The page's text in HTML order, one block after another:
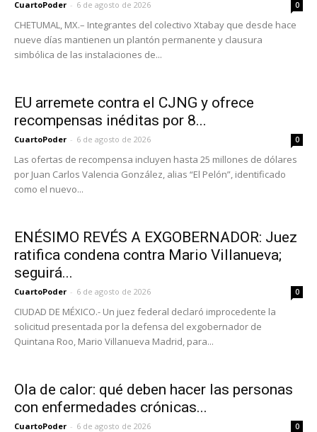
CuartoPoder - 6 de agosto de 2026 0
CHETUMAL, MX.– Integrantes del colectivo Xtabay que desde hace
nueve días mantienen un plantón permanente y clausura
simbólica de las instalaciones de...
EU arremete contra el CJNG y ofrece
recompensas inéditas por 8...
CuartoPoder - 6 de agosto de 2026 0
Las ofertas de recompensa incluyen hasta 25 millones de dólares
por Juan Carlos Valencia González, alias “El Pelón”, identificado
como el nuevo...
ENÉSIMO REVÉS A EXGOBERNADOR: Juez
ratifica condena contra Mario Villanueva;
seguirá...
CuartoPoder - 6 de agosto de 2026 0
CIUDAD DE MÉXICO.- Un juez federal declaró improcedente la
solicitud presentada por la defensa del exgobernador de
Quintana Roo, Mario Villanueva Madrid, para...
Ola de calor: qué deben hacer las personas
con enfermedades crónicas...
CuartoPoder - 6 de agosto de 2026 0